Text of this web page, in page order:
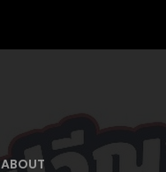
ABOUT